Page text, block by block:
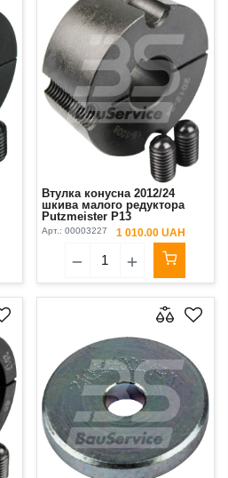
Втулка конусна 2012/24
шкива малого редуктора
Putzmeister P13
Арт.: 00003227 1 010.00 UAH